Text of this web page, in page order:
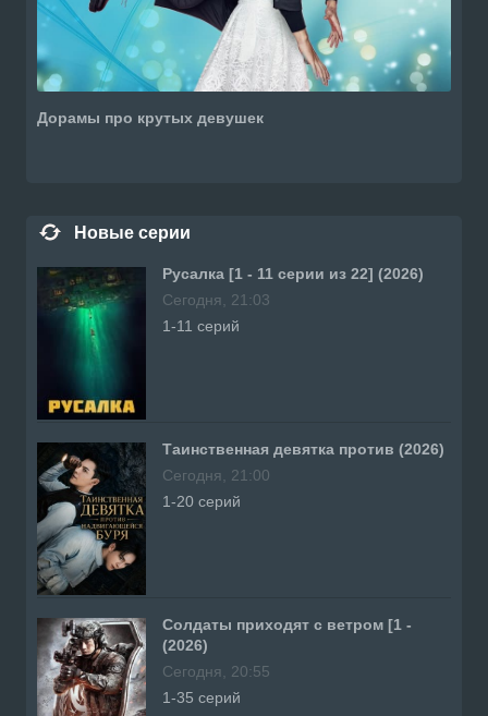
Дорамы про крутых девушек
Новые серии
Русалка [1 - 11 серии из 22] (2026)
Сегодня, 21:03
1-11 серий
Таинственная девятка против (2026)
Сегодня, 21:00
1-20 серий
Солдаты приходят с ветром [1 -
(2026)
Сегодня, 20:55
1-35 серий